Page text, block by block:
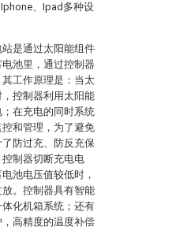
、Ipad多种设
是通过太阳能组件
池里，通过控制器
工作原理是：当太
控制器利用太阳能
在充电的同时系统
和管理，为了避免
防过充、防反充保
制器切断充电电
池电压值较低时，
。控制器具有智能
化机箱系统；还有
高精度的温度补偿